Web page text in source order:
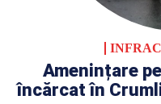
Amenințare
încărcat în